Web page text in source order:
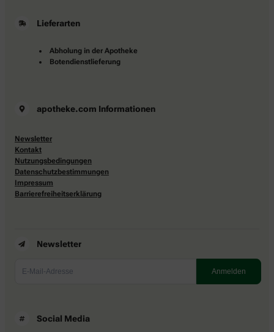
Lieferarten
Abholung in der Apotheke
Botendienstlieferung
apotheke.com Informationen
Newsletter
Kontakt
Nutzungsbedingungen
Datenschutzbestimmungen
Impressum
Barrierefreiheitserklärung
Newsletter
Social Media